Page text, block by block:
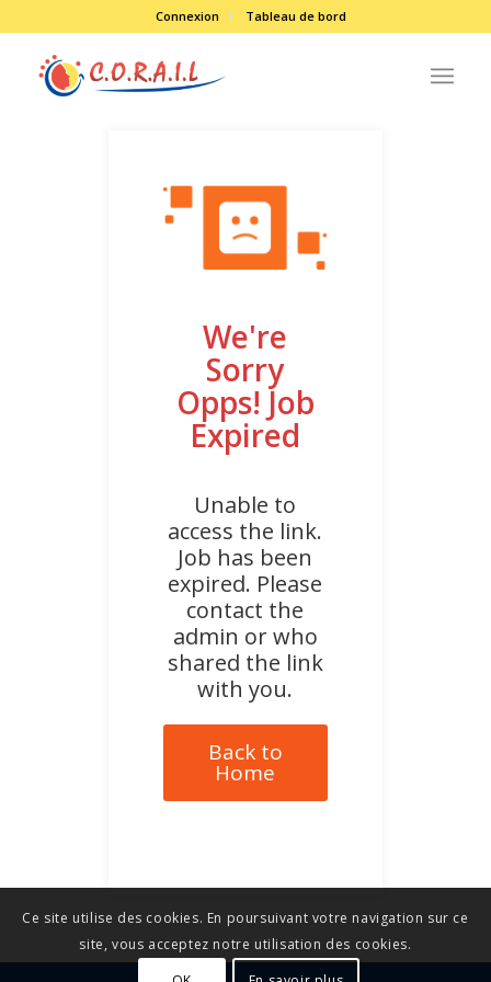
Connexion Tableau de bord
We're
Sorry
Opps! Job
Expired
Unable to
access the link.
Job has been
expired. Please
contact the
admin or who
shared the link
with you.
Back to
Home
Ce site utilise des cookies. En poursuivant votre navigation sur ce
site, vous acceptez notre utilisation des cookies.